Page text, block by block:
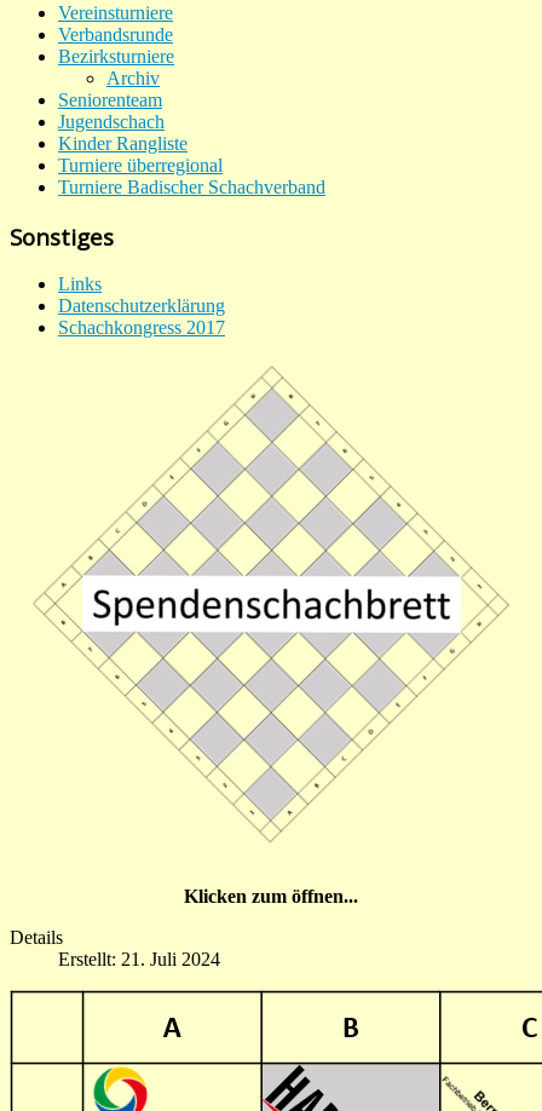
Vereinsturniere
Verbandsrunde
Bezirksturniere
Archiv
Seniorenteam
Jugendschach
Kinder Rangliste
Turniere überregional
Turniere Badischer Schachverband
Sonstiges
Links
Datenschutzerklärung
Schachkongress 2017
Klicken zum öffnen...
Details
Erstellt: 21. Juli 2024